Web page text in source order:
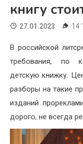
Хобби
Недвижимость
книгу
27.01.2023 14
В российской
требования, по
детскую книжку.
разборы на такие
изданий
дорого, не всегда